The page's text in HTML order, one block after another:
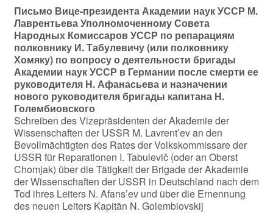
Письмо Вице-президента Академии наук УССР М.
Лаврентьева Уполномоченному Совета
Народных Комиссаров УССР по репарациям
полковнику И. Табулевичу (или полковнику
Хомяку) по вопросу о деятельности бригады
Академии наук УССР в Германии после смерти ее
руководителя Н. Афанасьева и назначении
нового руководителя бригады капитана Н.
Голембиовского
Schreiben des Vizepräsidenten der Akademie der
Wissenschaften der USSR M. Lavrent’ev an den
Bevollmächtigten des Rates der Volkskommissare der
USSR für Reparationen I. Tabulevič (oder an Oberst
Chomjak) über die Tätigkeit der Brigade der Akademie
der Wissenschaften der USSR in Deutschland nach dem
Tod ihres Leiters N. Afans’ev und über die Ernennung
des neuen Leiters Kapitän N. Golembiovskij